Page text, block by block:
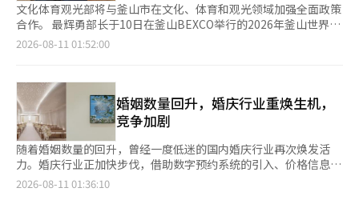
文化体育观光部将与釜山市在文化、体育和观光领域加强全面政策
合作。 最辉勇部长于10日在釜山BEXCO举行的2026年釜山世界图
书馆信息大会（WLIC）开幕式上，与釜山市市长全在洙会面，讨
馆协会联合会（IFLA）主办，主题为“引领变革的图书馆”，将持
续至13日，吸引了来自120多个国家的3000余名代表前来釜山。
在随后的午餐会上，全市长介绍了釜山市正在重点推进的综合穹顶
体育场建设等文化、体育和观光领域的主要事项，并请求中央政府
的合作。 对此，最部长介绍了可在地方实际应用的文化政策，如
扩大儿童和青少年的文化艺术教育机会的“梦想艺术团”，以及将
文化享受机会增加到每周一次的“文化日”，并呼吁釜山市积极参
与。 文化部与釜山市决定在各个领域保持常态化沟通的合作关
2026-08-11 01:52:00
婚姻数量回升，婚庆行业重焕生机，
竞争加剧
随着婚姻数量的回升，曾经一度低迷的国内婚庆行业再次焕发活
力。婚庆行业正加快步伐，借助数字预约系统的引入、价格信息的
公开以及差异化服务来吸引准新人。 根据国家数据处的数据显
2026-08-11 01:36:10